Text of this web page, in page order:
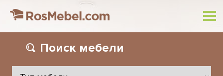
Поиск мебели